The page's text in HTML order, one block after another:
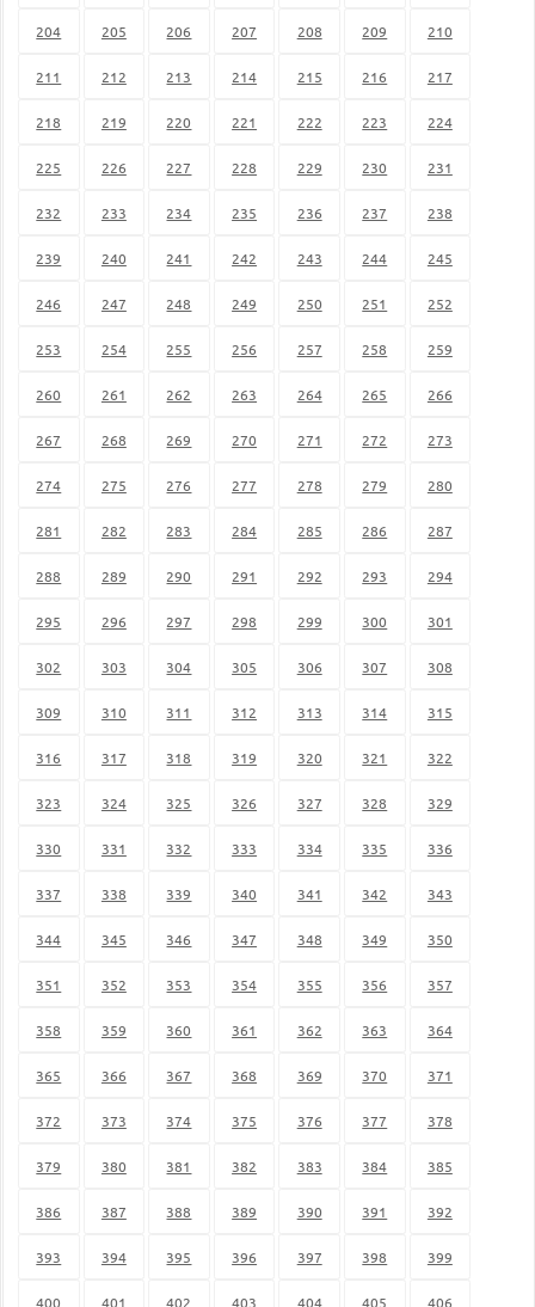
204 205 206 207 208 209 210
211 212 213 214 215 216 217
218 219 220 221 222 223 224
225 226 227 228 229 230 231
232 233 234 235 236 237 238
239 240 241 242 243 244 245
246 247 248 249 250 251 252
253 254 255 256 257 258 259
260 261 262 263 264 265 266
267 268 269 270 271 272 273
274 275 276 277 278 279 280
281 282 283 284 285 286 287
288 289 290 291 292 293 294
295 296 297 298 299 300 301
302 303 304 305 306 307 308
309 310 311 312 313 314 315
316 317 318 319 320 321 322
323 324 325 326 327 328 329
330 331 332 333 334 335 336
337 338 339 340 341 342 343
344 345 346 347 348 349 350
351 352 353 354 355 356 357
358 359 360 361 362 363 364
365 366 367 368 369 370 371
372 373 374 375 376 377 378
379 380 381 382 383 384 385
386 387 388 389 390 391 392
393 394 395 396 397 398 399
400 401 402 403 404 405 406